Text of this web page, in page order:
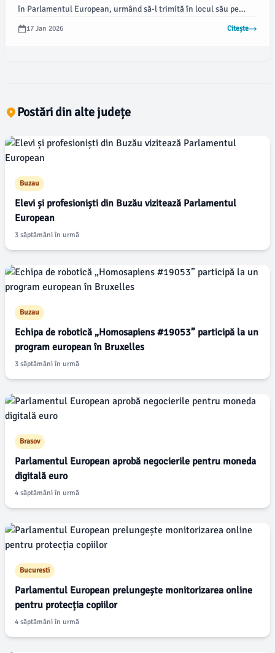
în Parlamentul European, urmând să-l trimită în locul său pe
comisarul european pentru comerţ, Maros Sevcovic. Această
decizie vine pe fondul discuțiilor despre acordul comercial UE-
17 Jan 2026 Citește
Postări din alte județe
Buzau
Elevi și profesioniști din Buzău vizitează Parlamentul
European
3 săptămâni în urmă
Buzau
Echipa de robotică „Homosapiens #19053” participă la un
program european în Bruxelles
3 săptămâni în urmă
Brasov
Parlamentul European aprobă negocierile pentru moneda
digitală euro
4 săptămâni în urmă
Bucuresti
Parlamentul European prelungește monitorizarea online
pentru protecția copiilor
4 săptămâni în urmă